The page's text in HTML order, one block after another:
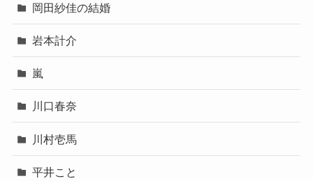
岡田紗佳の結婚
岩本計介
嵐
川口春奈
川村壱馬
平井こと